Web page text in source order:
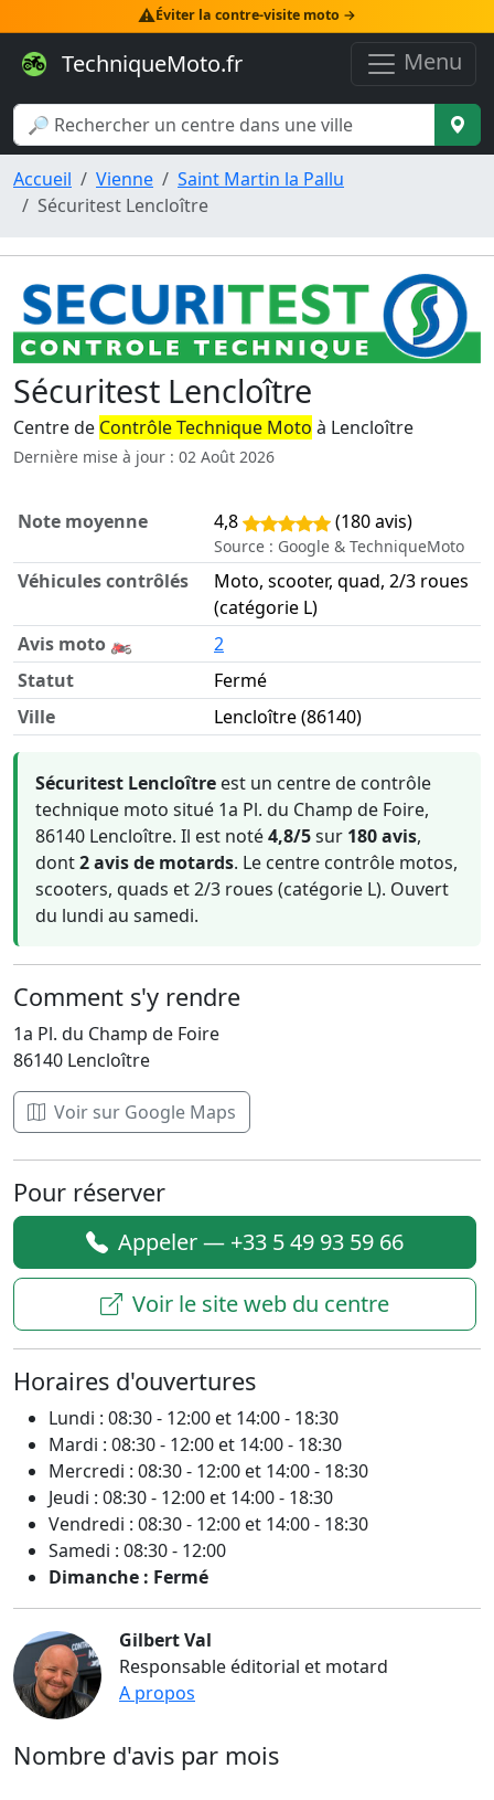
⚠️Éviter la contre-visite moto →
TechniqueMoto.fr Menu
Accueil Vienne
Saint Martin la Pallu
Sécuritest Lencloître
Sécuritest Lencloître
Centre de Contrôle Technique Moto à Lencloître
Dernière mise à jour : 02 Août 2026
Informations clés sur Sécuritest Lencloître
Note moyenne 4,8 (180 avis)
Source : Google & TechniqueMoto
Véhicules contrôlés
Moto, scooter, quad, 2/3 roues
(catégorie L)
Avis moto 🏍️
2
Statut
Fermé
Ville
Lencloître (86140)
Sécuritest Lencloître est un centre de contrôle
technique moto situé 1a Pl. du Champ de Foire,
86140 Lencloître. Il est noté4,8/5sur 180 avis,
dont2 avis de motards. Le centre contrôle motos,
scooters, quads et 2/3 roues (catégorie L). Ouvert
du lundi au samedi.
Comment s'y rendre
1a Pl. du Champ de Foire
86140 Lencloître
Voir sur Google Maps
Pour réserver
Appeler — +33 5 49 93 59 66
Voir le site web du centre
Horaires d'ouvertures
Lundi : 08:30 - 12:00 et 14:00 - 18:30
Mardi : 08:30 - 12:00 et 14:00 - 18:30
Mercredi : 08:30 - 12:00 et 14:00 - 18:30
Jeudi : 08:30 - 12:00 et 14:00 - 18:30
Vendredi : 08:30 - 12:00 et 14:00 - 18:30
Samedi : 08:30 - 12:00
Dimanche : Fermé
Gilbert Val
Responsable éditorial et motard
A propos
Nombre d'avis par mois